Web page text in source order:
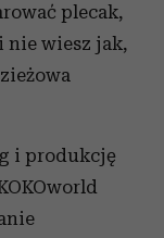
plecak,
nie wiesz jak,
i produkcję